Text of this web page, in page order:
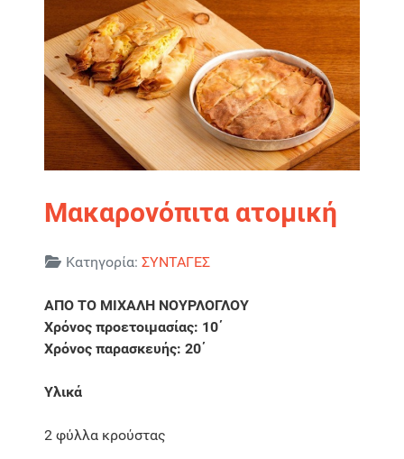
Μακαρονόπιτα ατομική
Λεπτομέρειες
Κατηγορία: ΣΥΝΤΑΓΕΣ
ΑΠΟ ΤΟ ΜΙΧΑΛΗ ΝΟΥΡΛΟΓΛΟΥ
Χρόνος προετοιμασίας: 10΄
Χρόνος παρασκευής: 20΄
Υλικά
2 φύλλα κρούστας